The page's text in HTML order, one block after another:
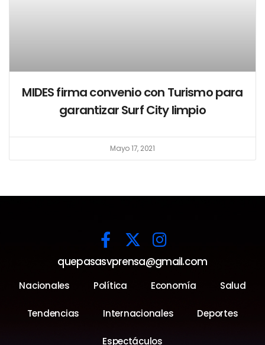
MIDES firma convenio con Turismo para
garantizar Surf City limpio
Mayo 17, 2021
quepasasvprensa@gmail.com
Nacionales Política Economía Salud
Tendencias Internacionales Deportes
Espectáculos